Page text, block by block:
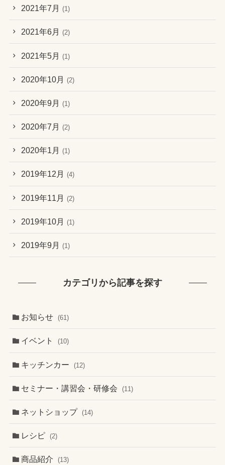
2021年7月 (1)
2021年6月 (2)
2021年5月 (1)
2020年10月 (2)
2020年9月 (1)
2020年7月 (2)
2020年1月 (1)
2019年12月 (4)
2019年11月 (2)
2019年10月 (1)
2019年9月 (1)
カテゴリから記事を探す
お知らせ (61)
イベント (10)
キッチンカー (12)
セミナー・講習会・研修会 (11)
ネットショップ (14)
レシピ (2)
商品紹介 (13)